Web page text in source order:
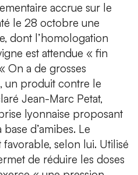
accrue sur le
le 28 octobre une
dont l’homologation
est attendue « fin
On a de grosses
un produit contre le
Jean-Marc Petat,
lyonnaise proposant
d’amibes. Le
selon lui. Utilisé
de réduire les doses